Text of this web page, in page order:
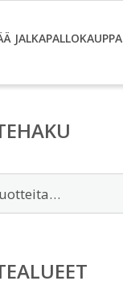
JALKAPALLOKAUPPA